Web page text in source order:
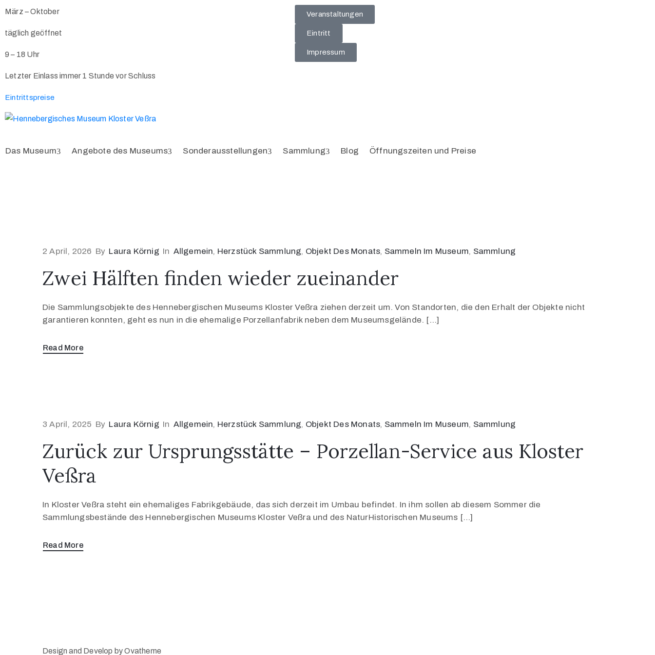
März – Oktober
täglich geöffnet
9 – 18 Uhr
Letzter Einlass immer 1 Stunde vor Schluss
Eintrittspreise
Veranstaltungen
Eintritt
Impressum
Das Museum Angebote des Museums Sonderausstellungen Sammlung Blog Öffnungszeiten und Preise
2 April, 2026 By Laura Körnig In Allgemein‚ Herzstück Sammlung‚ Objekt Des Monats‚ Sammeln Im Museum‚ Sammlung
Zwei Hälften finden wieder zueinander
Die Sammlungsobjekte des Hennebergischen Museums Kloster Veßra ziehen derzeit um. Von Standorten, die den Erhalt der Objekte nicht
garantieren konnten, geht es nun in die ehemalige Porzellanfabrik neben dem Museumsgelände. […]
Read More
3 April, 2025 By Laura Körnig In Allgemein‚ Herzstück Sammlung‚ Objekt Des Monats‚ Sammeln Im Museum‚ Sammlung
Zurück zur Ursprungsstätte – Porzellan-Service aus Kloster
Veßra
In Kloster Veßra steht ein ehemaliges Fabrikgebäude, das sich derzeit im Umbau befindet. In ihm sollen ab diesem Sommer die
Sammlungsbestände des Hennebergischen Museums Kloster Veßra und des NaturHistorischen Museums […]
Read More
Design and Develop by Ovatheme